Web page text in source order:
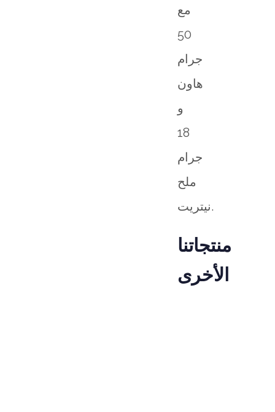
مع
50
جرام
هاون
و
18
جرام
ملح
نيتريت.
منتجاتنا
الأخرى